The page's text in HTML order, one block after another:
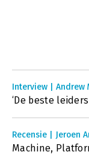
Interview | Andrew
‘De beste
Recensie | Jeroen
Machine,